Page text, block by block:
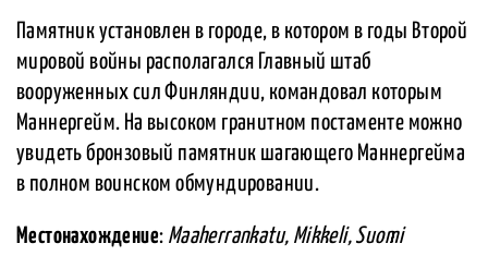
Памятник установлен в городе, в котором в годы Второй
мировой войны располагался Главный штаб
вооруженных сил Финляндии, командовал которым
Маннергейм. На высоком гранитном постаменте можно
увидеть бронзовый памятник шагающего Маннергейма
в полном воинском обмундировании.
Местонахождение: Maaherrankatu, Mikkeli, Suomi